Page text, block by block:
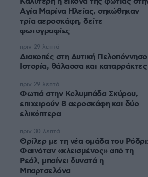
Aγία Μαρίνα Ηλείας, σηκώθηκαν
τρία αεροσκάφη, δείτε
φωτογραφίες
Διακοπές στη Δυτική
Ιστορία, θάλασσα και καταρράκτες
πριν 29 λεπτά
Φωτιά στην Κολυμπάδα Σκύρου,
επιχειρούν 8 αεροσκάφη και δύο
ελικόπτερα
πριν 29 λεπτά
Θρίλερ με τη νέα ομάδα του
Φαινόταν «κλεισμένος» από τη
Ρεάλ, μπαίνει δυνατά η
Μπαρτσελόνα
πριν 30 λεπτά